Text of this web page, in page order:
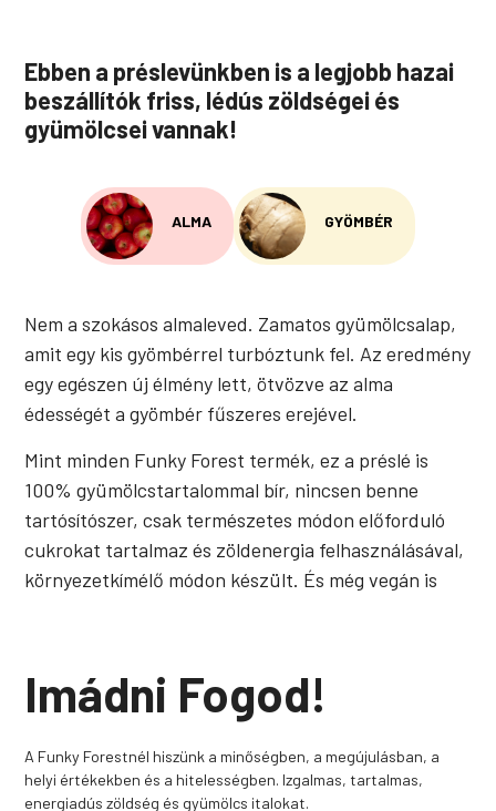
Ebben a préslevünkben is a legjobb hazai
beszállítók friss, lédús zöldségei és
gyümölcsei vannak!
ALMA GYÖMBÉR
Nem a szokásos almaleved. Zamatos gyümölcsalap,
amit egy kis gyömbérrel turbóztunk fel. Az eredmény
egy egészen új élmény lett, ötvözve az alma
édességét a gyömbér fűszeres erejével.
Mint minden Funky Forest termék, ez a préslé is
100% gyümölcstartalommal bír, nincsen benne
tartósítószer, csak természetes módon előforduló
cukrokat tartalmaz és zöldenergia felhasználásával,
környezetkímélő módon készült. És még vegán is
Imádni Fogod!
A Funky Forestnél hiszünk a minőségben, a megújulásban, a
helyi értékekben és a hitelességben. Izgalmas, tartalmas,
energiadús zöldség és gyümölcs italokat.